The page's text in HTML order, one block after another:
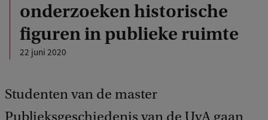
onderzoeken historische
figuren in publieke ruimte
22 juni 2020
Studenten van de master
Publieksgeschiedenis van de UvA gaan